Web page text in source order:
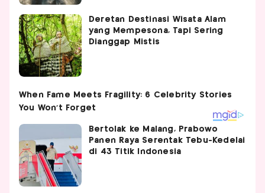
Deretan Destinasi Wisata Alam
yang Mempesona, Tapi Sering
Dianggap Mistis
Bertolak ke Malang, Prabowo
Panen Raya Serentak Tebu-Kedelai
di 43 Titik Indonesia